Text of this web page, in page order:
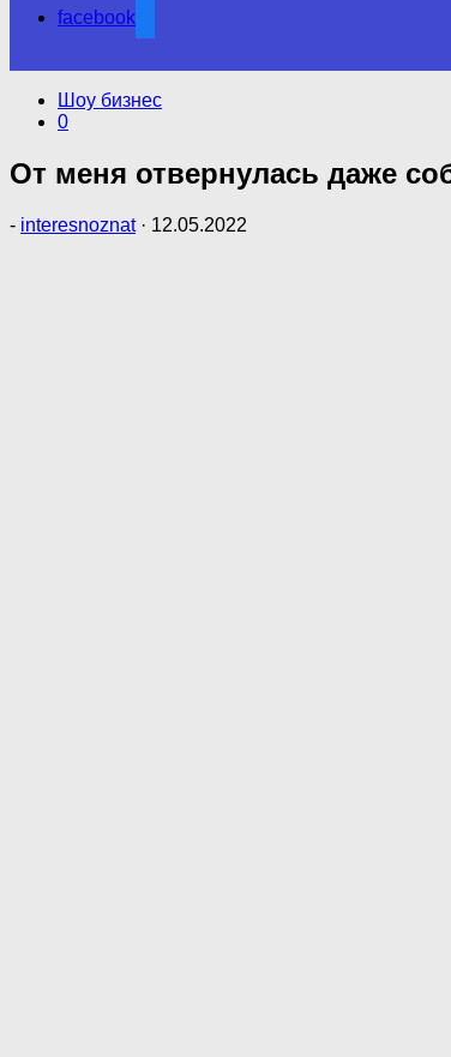
facebook
Шоу бизнес
0
От меня отвернулась даже
- interesnoznat · 12.05.2022